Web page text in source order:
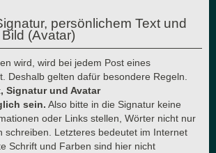
persönlichem Text und
(Avatar)
wird, wird bei jedem Post eines
Deshalb gelten dafür besondere Regeln.
Signatur und Avatar
sein. Also bitte in die Signatur keine
oder Links stellen, Wörter nicht nur
schreiben. Letzteres bedeutet im Internet
Schrift und Farben sind hier nicht